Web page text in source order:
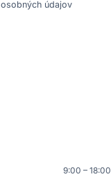
údajov
9:00 – 18:00